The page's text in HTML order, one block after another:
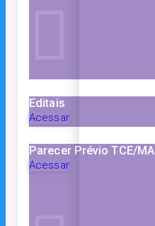
Editais
Acessar
Parecer Prévio TCE/MA
Acessar